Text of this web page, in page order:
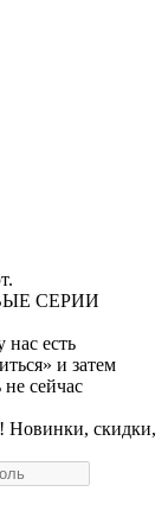
СЕРИИ
нас есть
и затем
не сейчас
Новинки, скидки,